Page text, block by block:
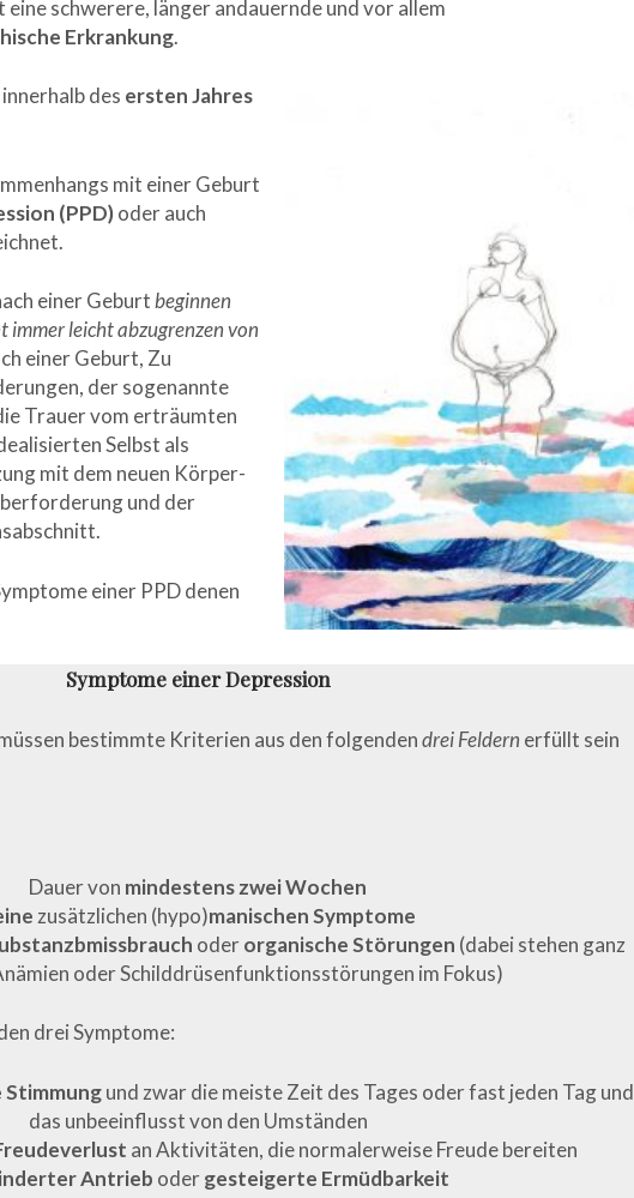
schwerere, länger andauernde und vor allem
Erkrankung.
des ersten Jahres
mit einer Geburt
(PPD)oder auch
einer Geburtbeginnen
immer leicht abzugrenzen von
einer Geburt, Zu
der sogenannte
Trauer vom erträumten
Selbst als
mit dem neuen Körper-
und der
einer PPD denen
Symptome einer Depression
bestimmte Kriterien aus den folgendendrei Feldern erfüllt sein
Dauer von mindestens zwei Wochen
zusätzlichen (hypo)manischen Symptome
oderorganische Störungen (dabei stehen ganz
oder Schilddrüsenfunktionsstörungen im Fokus)
drei Symptome:
Stimmungund zwar die meiste Zeit des Tages oder fast jeden Tag und
das unbeeinflusst von den Umständen
an Aktivitäten, die normalerweise Freude bereiten
Antrieb odergesteigerte Ermüdbarkeit